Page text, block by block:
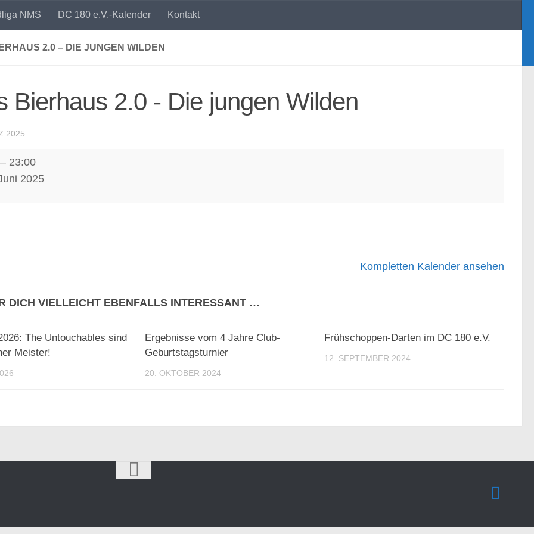
NMS DC 180 e.V.-Kalender Kontakt
2.0 – DIE JUNGEN WILDEN
Bierhaus 2.0 - Die jungen Wilden
2025
– 23:00
2025
Kompletten Kalender ansehen
DICH VIELLEICHT EBENFALLS INTERESSANT …
The Untouchables sind
Meister!
Ergebnisse vom 4 Jahre Club-
Geburtstagsturnier
20. OKTOBER 2024
Frühschoppen-Darten im DC 180 e.V.
12. SEPTEMBER 2024